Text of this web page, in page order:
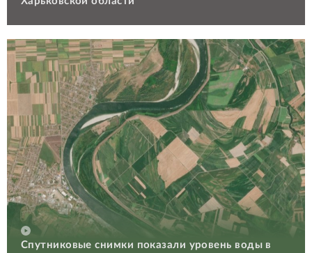
Спутниковые снимки показали уровень воды в